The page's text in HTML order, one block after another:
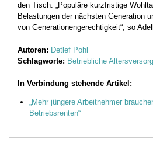
den Tisch. „Populäre kurzfristige
Belastungen der nächsten Generation
von Generationengerechtigkeit“, so
Autoren: Detlef Pohl
Schlagworte: Betriebliche
In Verbindung stehende Artikel:
„Mehr jüngere Arbeitnehmer
Betriebsrenten“